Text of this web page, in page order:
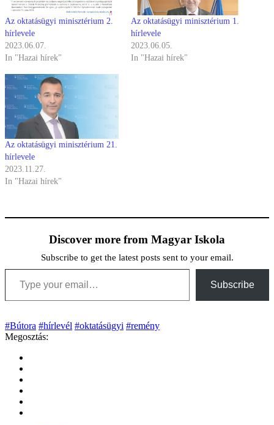
Az oktatásügyi minisztérium 2.
hírlevele
2023.06.07.
In "Hazai hírek"
Az oktatásügyi minisztérium 1.
hírlevele
2023.06.05.
In "Hazai hírek"
Az oktatásügyi minisztérium 21.
hírlevele
2023.11.27.
In "Hazai hírek"
Discover more from Magyar Iskola
Subscribe to get the latest posts sent to your email.
Type your email…
Subscribe
#Bútora #hírlevél #oktatásügyi #remény
Megosztás: